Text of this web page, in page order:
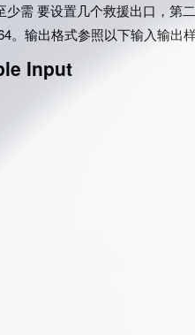
少需 要设置几个救援出口，第
。输出格式参照以下输入输出样
Input